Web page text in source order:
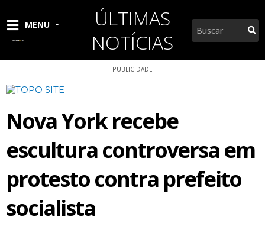
MENU
ÚLTIMAS
NOTÍCIAS
Pesquisar
PUBLICIDADE
Nova York recebe
escultura controversa em
protesto contra prefeito
socialista